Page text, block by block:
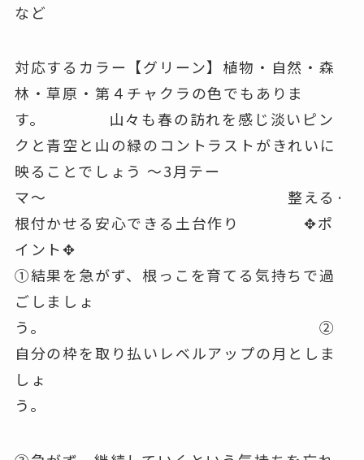
など
対応するカラー【グリーン】植物・自然・森
林・草原・第４チャクラの色でもありま
す。 山々も春の訪れを感じ淡いピン
クと青空と山の緑のコントラストがきれいに
映ることでしょう 〜3月テー
マ〜 整える·
根付かせる安心できる土台作り ✥ポ
イント✥
①結果を急がず、根っこを育てる気持ちで過
ごしましょ
う。 ②
自分の枠を取り払いレベルアップの月としま
しょ
う。